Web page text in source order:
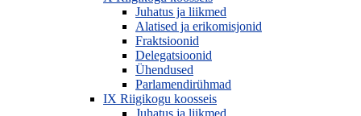
Juhatus ja liikmed
Alatised ja erikomisjonid
Fraktsioonid
Delegatsioonid
Ühendused
Parlamendirühmad
IX Riigikogu koosseis
Juhatus ja liikmed